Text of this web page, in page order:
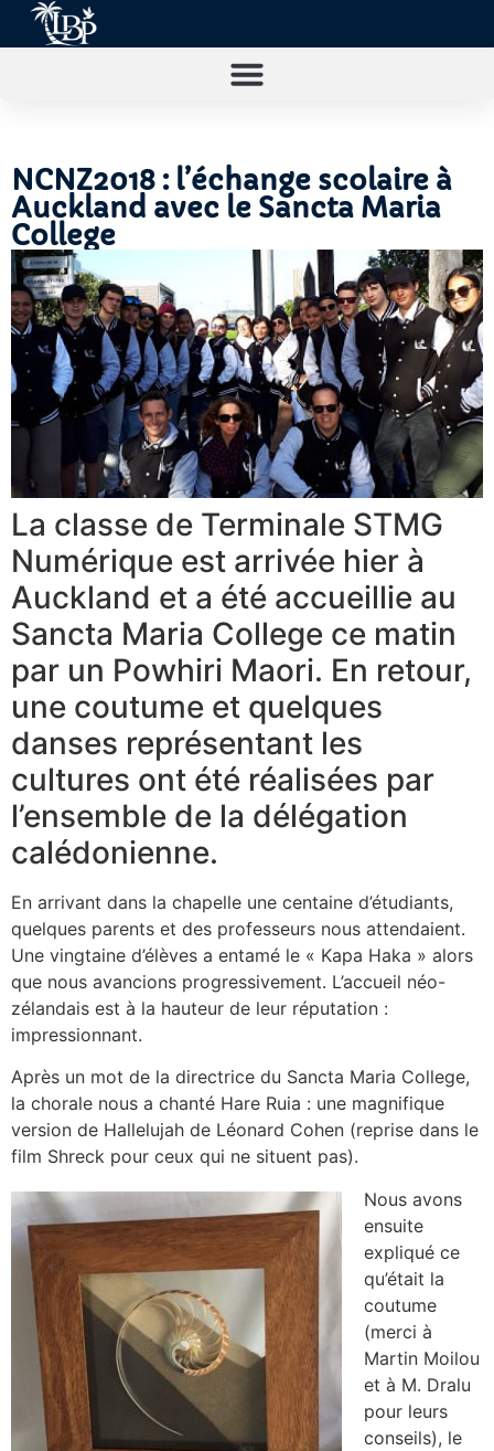
NCNZ2018 : l’échange scolaire à
Auckland avec le Sancta Maria
College
La classe de Terminale STMG
Numérique est arrivée hier à
Auckland et a été accueillie au
Sancta Maria College ce matin
par un Powhiri Maori. En retour,
une coutume et quelques
danses représentant les
cultures ont été réalisées par
l’ensemble de la délégation
calédonienne.
En arrivant dans la chapelle une centaine d’étudiants,
quelques parents et des professeurs nous attendaient.
Une vingtaine d’élèves a entamé le « Kapa Haka » alors
que nous avancions progressivement. L’accueil néo-
zélandais est à la hauteur de leur réputation :
impressionnant.
Après un mot de la directrice du Sancta Maria College,
la chorale nous a chanté Hare Ruia : une magnifique
version de Hallelujah de Léonard Cohen (reprise dans le
film Shreck pour ceux qui ne situent pas).
Nous avons
ensuite
expliqué ce
qu’était la
coutume
(merci à
Martin Moilou
et à M. Dralu
pour leurs
conseils), le